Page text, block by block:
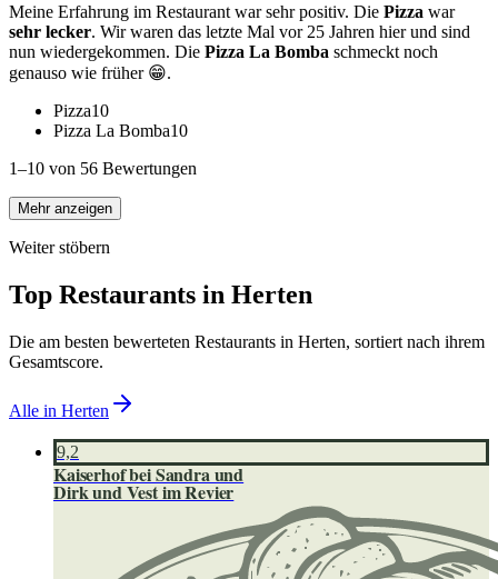
Meine Erfahrung im Restaurant war sehr positiv. Die Pizza war
sehr lecker. Wir waren das letzte Mal vor 25 Jahren hier und sind
nun wiedergekommen. Die Pizza La Bomba schmeckt noch
genauso wie früher 😁.
Pizza10
Pizza La Bomba10
1–10 von 56 Bewertungen
Mehr anzeigen
Weiter stöbern
Top Restaurants in Herten
Die am besten bewerteten Restaurants in Herten, sortiert nach ihrem
Gesamtscore.
Alle in Herten
9,2
Kaiserhof bei Sandra und
Dirk und Vest im Revier